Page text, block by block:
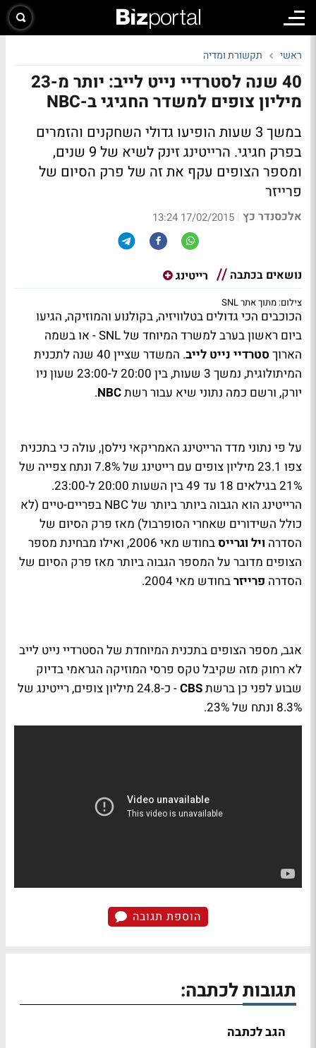
ראשי תקשורת ומדיה
40 שנה לסטרדיי נייט לייב: יותר מ-23
מיליון צופים למשדר החגיגי ב-NBC
במשך 3 שעות הופיעו גדולי השחקנים והזמרים
בפרק חגיגי. הרייטינג זינק לשיא של 9 שנים,
ומספר הצופים עקף את זה של פרק הסיום של
פרייזר
אלכסנדר כץ |
17/02/2015 13:24
נושאים בכתבה רייטינג
צילום: מתוך אתר SNL
הכוכבים הכי גדולים בטלוויזיה, בקולנוע והמוזיקה, הגיעו
ביום ראשון בערב למשרד המיוחד שלSNL- או בשמה
הארוך סטרדיי נייט לייב
. המשדר שציין 40 שנה לתכנית
המיתולוגית, נמשך 3 שעות, בין 20:00 ל-23:00 שעון ניו
יורק, ורשם כמה נתוני שיא עבור רשתNBC
.
על פי נתוני מדד הרייטינג האמריקאי נילסן, עולה כי בתכנית
צפו 23.1 מיליון צופים עם רייטינג של 7.8% ונתח צפייה של
21% בגילאים 18 עד 49 בין השעות 20:00 ל-23:00.
הרייטינג הוא הגבוה ביותר ביותר שלNBC בפריים-טיים (לא
כולל השידורים שאחרי הסופרבול) מאז פרק הסיום של
הסדרה ויל וגרייס
בחודש מאי 2006, ואילו מבחינת מספר
הצופים מדובר על המספר הגבוה ביותר מאז פרק הסיום של
הסדרה פרייזרבחודש מאי 2004.
אגב, מספר הצופים בתכנית המיוחדת של הסטרדיי נייט לייב
לא רחוק מזה שקיבל טקס פרסי המוזיקה הגראמי בדיוק
שבוע לפני כן ברשתCBS
- כ-24.8 מיליון צופים, רייטינג של
8.3% ונתח של 23%.
הוספת תגובה
תגובות לכתבה:
הגב לכתבה